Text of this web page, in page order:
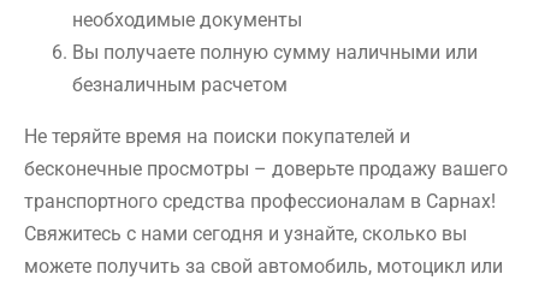
необходимые документы
Вы получаете полную сумму наличными или
безналичным расчетом
Не теряйте время на поиски покупателей и
бесконечные просмотры – доверьте продажу вашего
транспортного средства профессионалам в Сарнах!
Свяжитесь с нами сегодня и узнайте, сколько вы
можете получить за свой автомобиль, мотоцикл или